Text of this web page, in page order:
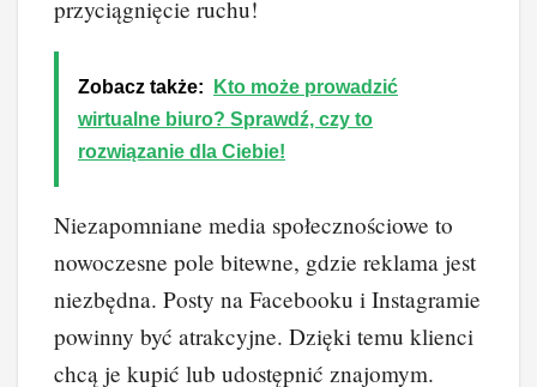
przyciągnięcie ruchu!
Zobacz także:
Kto może prowadzić
wirtualne biuro? Sprawdź, czy to
rozwiązanie dla Ciebie!
Niezapomniane media społecznościowe to
nowoczesne pole bitewne, gdzie reklama jest
niezbędna. Posty na Facebooku i Instagramie
powinny być atrakcyjne. Dzięki temu klienci
chcą je kupić lub udostępnić znajomym.